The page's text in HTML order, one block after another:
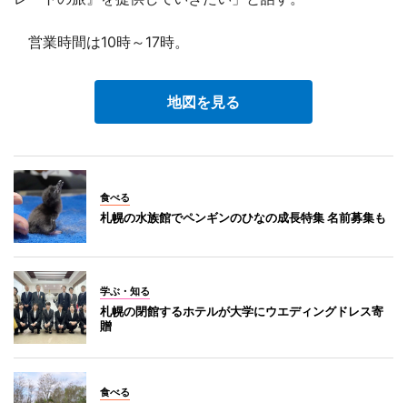
営業時間は10時～17時。
地図を見る
食べる
札幌の水族館でペンギンのひなの成長特集 名前募集も
学ぶ・知る
札幌の閉館するホテルが大学にウエディングドレス寄
贈
食べる